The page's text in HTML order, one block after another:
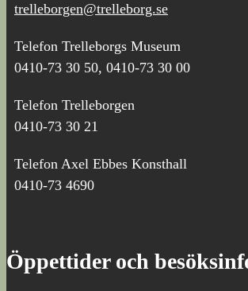
trelleborgen@trelleborg.se
Telefon Trelleborgs Museum
0410-73 30 50, 0410-73 30 00
Telefon Trelleborgen
0410-73 30 21
Telefon Axel Ebbes Konsthall
0410-73 4690
Öppettider och